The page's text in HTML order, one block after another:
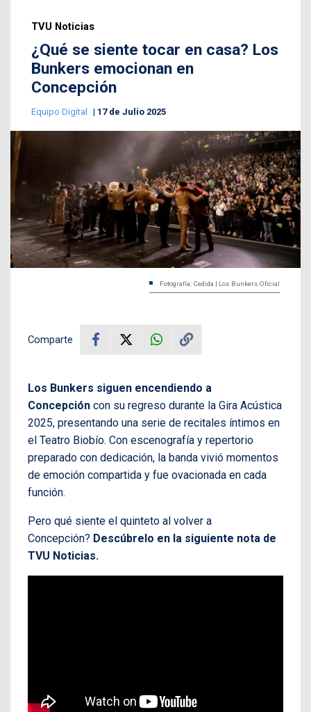
TVU Noticias
¿Qué se siente tocar en casa? Los
Bunkers emocionan en
Concepción
Equipo Digital 17 de Julio 2025
Fotografía: Cedida | Los Bunkers Oficial
Comparte
Los Bunkers siguen encendiendo a
Concepción con su regreso durante la Gira Acústica
2025, presentando una serie de recitales íntimos en
el Teatro Biobío. Con escenografía y repertorio
preparado con dedicación, la banda vivió momentos
de emoción compartida y fue ovacionada en cada
función.
Pero qué siente el quinteto al volver a
Concepción? Descúbrelo en la siguiente nota de
TVU Noticias.